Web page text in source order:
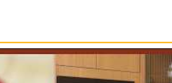
a picanha suína.